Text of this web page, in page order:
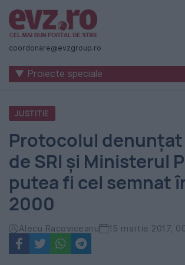
Știri
naționale
internaționale
România
-
Evenimentul
Zilei
coordonare@evzgroup.ro
▼ Proiecte speciale
JUSTITIE
Protocolul denunțat
de SRI și Ministerul
putea fi cel semnat
2000
Alecu Racoviceanu 15 martie 2017,